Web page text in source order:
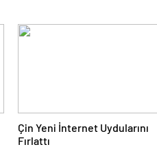
Çin Yeni İnternet Uydularını
Fırlattı